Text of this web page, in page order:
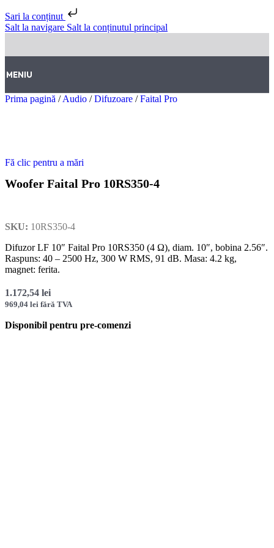
Sari la conținut
Salt la navigare Salt la conținutul principal
MENIU
Prima pagină / Audio / Difuzoare / Faital Pro
Fă clic pentru a mări
Woofer Faital Pro 10RS350-4
SKU: 10RS350-4
Difuzor LF 10″ Faital Pro 10RS350 (4 Ω), diam. 10″, bobina 2.56″.
Raspuns: 40 – 2500 Hz, 300 W RMS, 91 dB. Masa: 4.2 kg,
magnet: ferita.
1.172,54 lei
969,04 lei fără TVA
Disponibil pentru pre-comenzi